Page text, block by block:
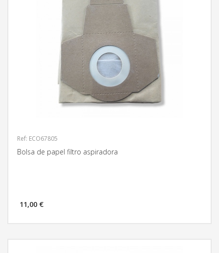
Ref: ECO67805
Bolsa de papel filtro aspiradora
11,00 €